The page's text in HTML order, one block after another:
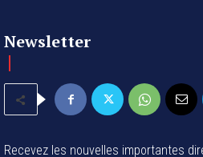
Newsletter
Recevez les nouvelles importantes